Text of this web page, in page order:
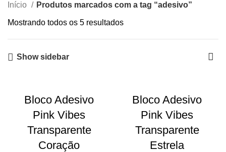
Início Produtos marcados com a tag “adesivo”
Mostrando todos os 5 resultados
Show sidebar
Bloco Adesivo
Pink Vibes
Transparente
Coração
Bloco Adesivo
Pink Vibes
Transparente
Estrela